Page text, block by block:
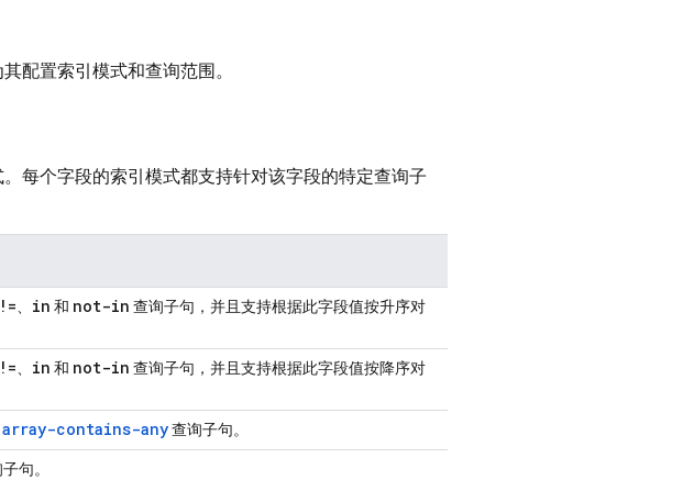
配置索引模式和查询范围。
每个字段的索引模式都支持针对该字段的特定查询子
!=、 in 和 not-in 查询子句，并且支持根据此字段值按升序对
!=、 in 和 not-in 查询子句，并且支持根据此字段值按降序对
array-contains-any查询子句。
句。